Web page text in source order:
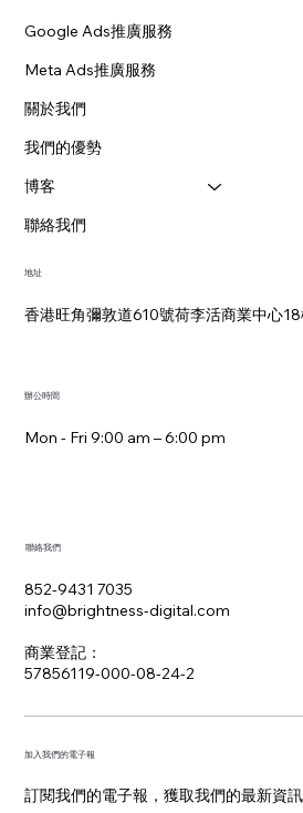
Google Ads推廣服務
Meta Ads推廣服務
關於我們
我們的優勢
博客
聯絡我們
地址
香港旺角彌敦道610號荷李活商業中心
辦公時間
Mon - Fri 9:00 am – 6:00 pm
聯絡我們
852-9431 7035
info@brightness-digital.com
​商業登記：
57856119-000-08-24-2
加入我們的電子報
訂閱我們的電子報，獲取我們的最新資訊